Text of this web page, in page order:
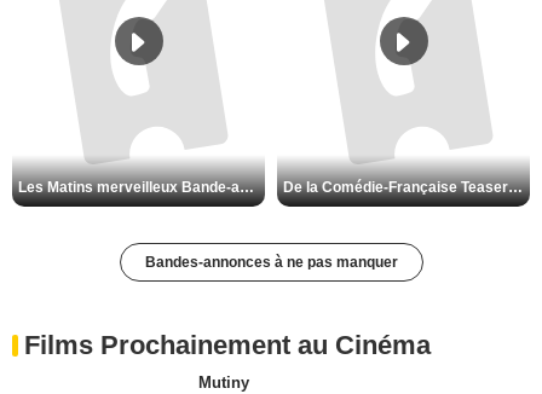
Les Matins merveilleux Bande-annonce VF De la Comédie-Française Teaser VF
Bandes-annonces à ne pas manquer
Films Prochainement au Cinéma
Mutiny